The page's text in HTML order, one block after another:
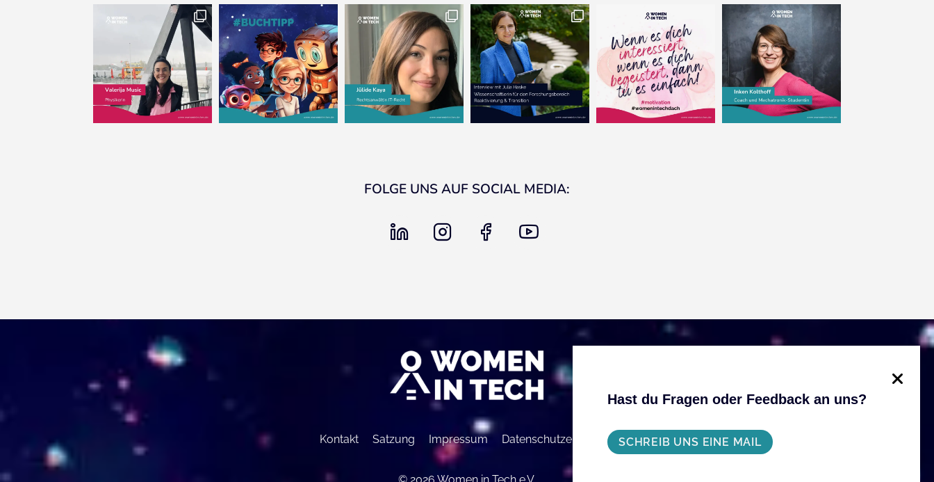
FOLGE UNS AUF SOCIAL MEDIA:
linkedin instagram
Kontakt Satzung Impressum Datenschutzerklärung
© 2026 Women in Tech e.V.
Hast du Fragen oder Feedback an uns?
SCHREIB UNS EINE MAIL